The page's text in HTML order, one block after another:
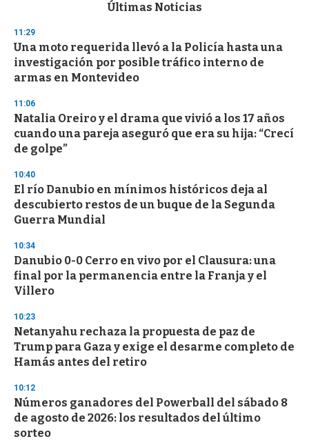
d
s
o
f
3
s
e
c
o
n
Últimas Noticias
11:29
Una moto requerida llevó a la Policía hasta una
investigación por posible tráfico interno de
armas en Montevideo
11:06
Natalia Oreiro y el drama que vivió a los 17 años
cuando una pareja aseguró que era su hija: “Crecí
de golpe”
10:40
El río Danubio en mínimos históricos deja al
descubierto restos de un buque de la Segunda
Guerra Mundial
10:34
Danubio 0-0 Cerro en vivo por el Clausura: una
final por la permanencia entre la Franja y el
Villero
10:23
Netanyahu rechaza la propuesta de paz de
Trump para Gaza y exige el desarme completo de
Hamás antes del retiro
10:12
Números ganadores del Powerball del sábado 8
de agosto de 2026: los resultados del último
sorteo